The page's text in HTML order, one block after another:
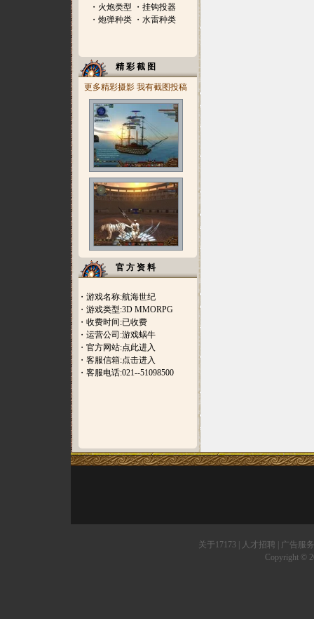
・ 火炮类型 ・ 挂钩投器
・ 炮弹种类 ・ 水雷种类
精 彩 截 图
更多精彩摄影 我有截图投稿
官 方 资 料
・游戏名称:航海世纪
・游戏类型:3D MMORPG
・收费时间:已收费
・运营公司:游戏蜗牛
・官方网站:点此进入
・客服信箱:点击进入
・客服电话:021--51098500
关于17173 人才招聘
广告服务
Copyright ©